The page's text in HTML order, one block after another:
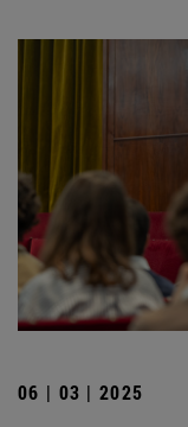
06 | 03 | 2025